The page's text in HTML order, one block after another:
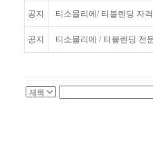
공지 티소믈리에/ 티블렌딩 자
공지 티소믈리에 / 티블렌딩 전